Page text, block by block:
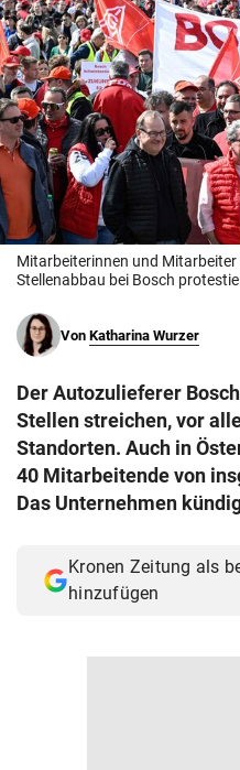
search
Suchbegriff
eingeben
© Krone Multimedia GmbH &
Muthgasse 2, 1190 Wien
Mitarbeiterinnen und
Stellenabbau bei Bosch
Von Katharina Wurzer
Der Autozulieferer
Stellen streichen, vor
Standorten. Auch in
40 Mitarbeitende von
Das Unternehmen
Kronen Zeitung als
hinzufügen